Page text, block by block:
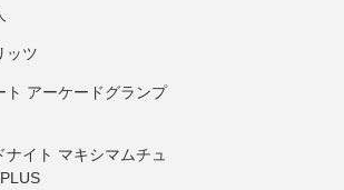
ッツ
ト アーケードグランプ
ナイト マキシマムチュ